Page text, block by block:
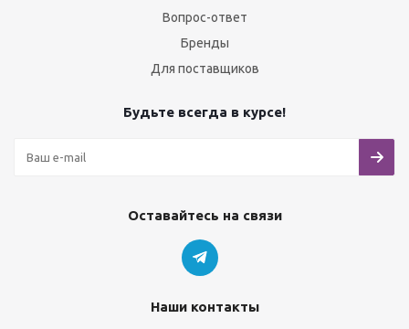
Вопрос-ответ
Бренды
Для поставщиков
Будьте всегда в курсе!
Оставайтесь на связи
Наши контакты